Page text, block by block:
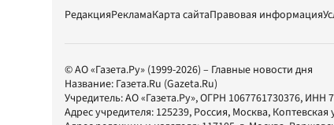
РедакцияРекламаКарта сайтаПравовая информация
© АО «Газета.Ру» (1999-2026) – Главные новости дня
Название: Газета.Ru (Gazeta.Ru)
Учредитель:АО «Газета.Ру», ОГРН 1067761730376, ИНН
Адрес учредителя: 125239, Россия, Москва,